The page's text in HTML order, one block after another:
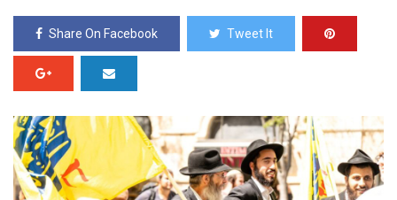
Share On Facebook Tweet It